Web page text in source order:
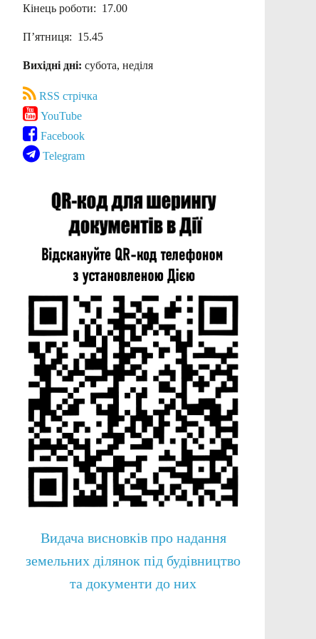
Кінець роботи: 17.00
П’ятниця: 15.45
Вихідні дні: субота, неділя
RSS стрічка
YouTube
Facebook
Telegram
Видача висновків про надання
земельних ділянок під будівництво
та документи до них